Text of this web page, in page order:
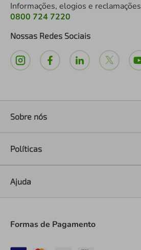
Informações, elogios e reclamações
0800 724 7220
Nossas Redes Sociais
Sobre nós
Políticas
Ajuda
Formas de Pagamento